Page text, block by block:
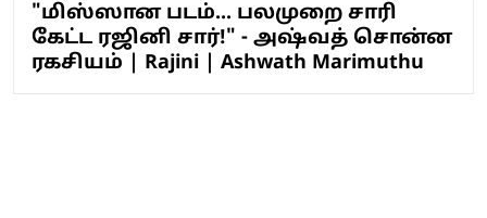
"மிஸ்ஸான படம்... பலமுறை சாரி
கேட்ட ரஜினி சார்!" - அஷ்வத் சொன்ன
ரகசியம் | Rajini | Ashwath Marimuthu